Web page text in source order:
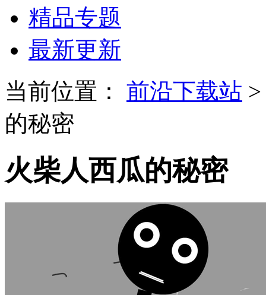
精品专题
最新更新
当前位置：
前沿下载站
的秘密
火柴人西瓜的秘密